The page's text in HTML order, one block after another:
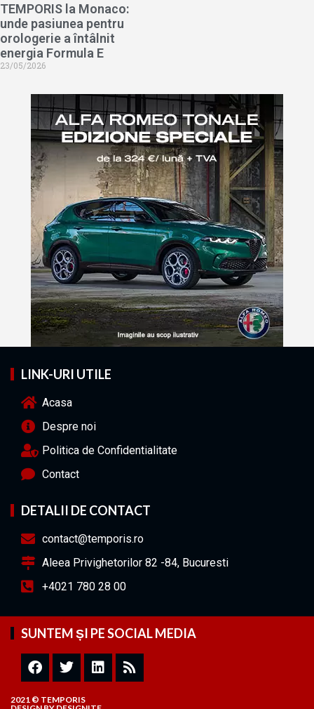
TEMPORIS la Monaco:
unde pasiunea pentru
orologerie a întâlnit
energia Formula E
23/05/2026
LINK-URI UTILE
Acasa
Despre noi
Politica de Confidentialitate
Contact
DETALII DE CONTACT
contact@temporis.ro
Aleea Privighetorilor 82 -84, Bucuresti
+4021 780 28 00
SUNTEM ȘI PE SOCIAL MEDIA
2021 © TEMPORIS